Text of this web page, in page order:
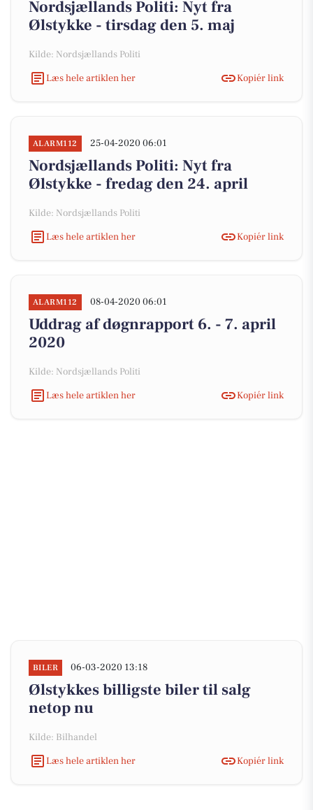
Nordsjællands Politi: Nyt fra
Ølstykke - tirsdag den 5. maj
Kilde: Nordsjællands Politi
Læs hele artiklen her
Kopiér link
ALARM112 25-04-2020 06:01
Nordsjællands Politi: Nyt fra
Ølstykke - fredag den 24. april
Kilde: Nordsjællands Politi
Læs hele artiklen her
Kopiér link
ALARM112 08-04-2020 06:01
Uddrag af døgnrapport 6. - 7. april
2020
Kilde: Nordsjællands Politi
Læs hele artiklen her
Kopiér link
BILER 06-03-2020 13:18
Ølstykkes billigste biler til salg
netop nu
Kilde: Bilhandel
Læs hele artiklen her
Kopiér link